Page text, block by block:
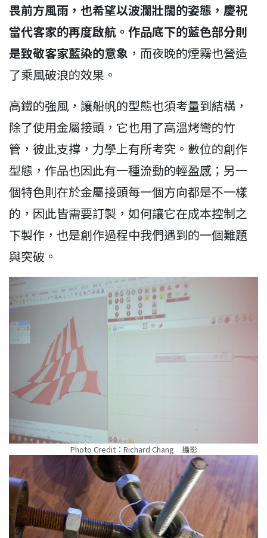
畏前方風雨，也希望以波瀾壯闊的姿態，慶祝
當代客家的再度啟航。作品底下的藍色部分則
是致敬客家藍染的意象 ，而夜晚的煙霧也營造
了乘風破浪的效果。
高鐵的強風，讓船帆的型態也須考量到結構，
除了使用金屬接頭，它也用了高溫烤彎的竹
管，彼此支撐，力學上有所考究。數位的創作
型態，作品也因此有一種流動的輕盈感；另一
個特色則在於金屬接頭每一個方向都是不一樣
的，因此皆需要訂製，如何讓它在成本控制之
下製作，也是創作過程中我們遇到的一個難題
與突破。
Photo Credit：Richard Chang 攝影